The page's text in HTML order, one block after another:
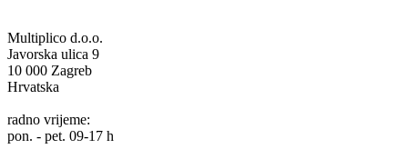
Multiplico d.o.o.
Javorska ulica 9
10 000 Zagreb
Hrvatska
radno vrijeme:
pon. - pet. 09-17 h